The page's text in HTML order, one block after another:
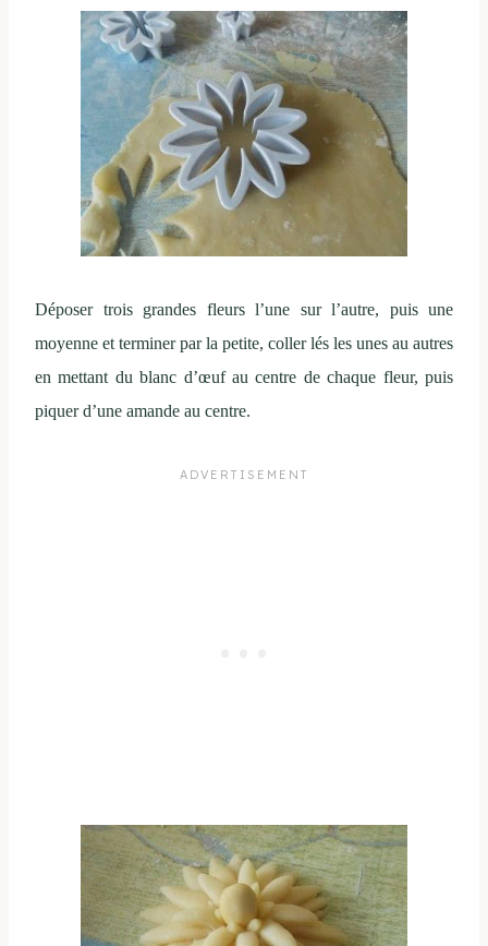
Déposer trois grandes fleurs l’une sur l’autre, puis une
moyenne et terminer par la petite, coller lés les unes au autres
en mettant du blanc d’œuf au centre de chaque fleur, puis
piquer d’une amande au centre.